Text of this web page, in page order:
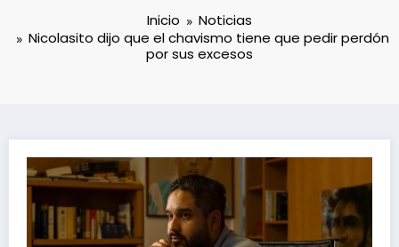
Inicio
Noticias
Nicolasito dijo que el chavismo tiene que pedir perdón
por sus excesos